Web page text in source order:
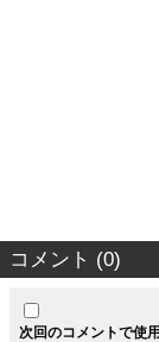
コメント (0)
次回のコメントで使